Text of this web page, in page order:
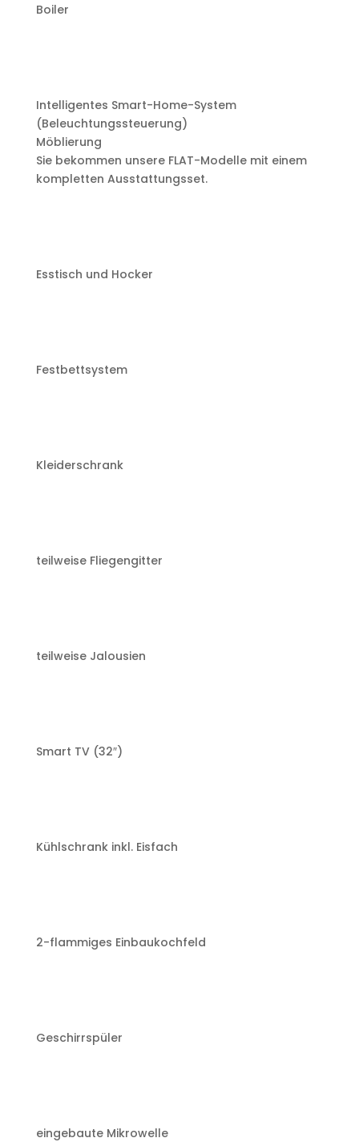
Boiler
Intelligentes Smart-Home-System
(Beleuchtungssteuerung)
Möblierung
Sie bekommen unsere FLAT-Modelle mit einem
kompletten Ausstattungsset.
Esstisch und Hocker
Festbettsystem
Kleiderschrank
teilweise Fliegengitter
teilweise Jalousien
Smart TV (32″)
Kühlschrank inkl. Eisfach
2-flammiges Einbaukochfeld
Geschirrspüler
eingebaute Mikrowelle